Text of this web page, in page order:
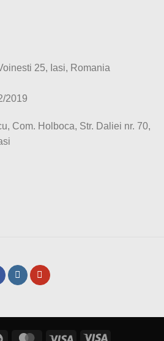
25, Iasi, Romania
2019
Com. Holboca, Str. Daliei nr. 70,
Maestro MasterCardVisa Visa